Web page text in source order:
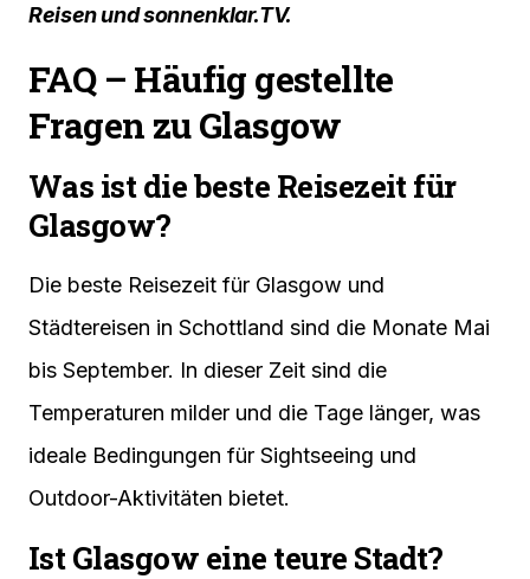
Reisen und sonnenklar.TV.
FAQ – Häufig gestellte
Fragen zu Glasgow
Was ist die beste Reisezeit für
Glasgow?
Die beste Reisezeit für Glasgow und
Städtereisen in Schottland sind die Monate Mai
bis September. In dieser Zeit sind die
Temperaturen milder und die Tage länger, was
ideale Bedingungen für Sightseeing und
Outdoor-Aktivitäten bietet.
Ist Glasgow eine teure Stadt?